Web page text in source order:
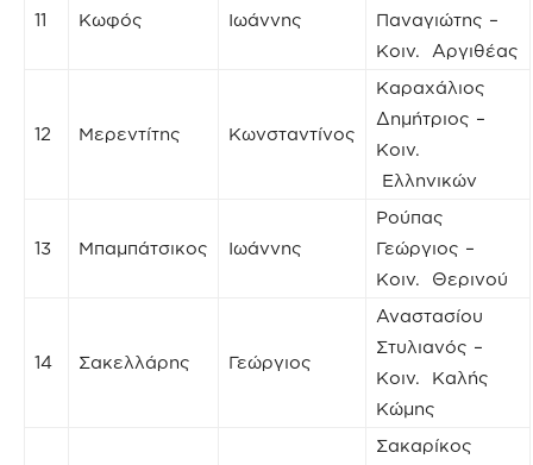
11 Κωφός Ιωάννης
Παναγιώτης –
Κοιν. Αργιθέας
12 Μερεντίτης Κωνσταντίνος
Καραχάλιος
Δημήτριος –
Κοιν.
Ελληνικών
13 Μπαμπάτσικος Ιωάννης
Ρούπας
Γεώργιος –
Κοιν. Θερινού
14 Σακελλάρης Γεώργιος
Αναστασίου
Στυλιανός –
Κοιν. Καλής
Κώμης
Σακαρίκος